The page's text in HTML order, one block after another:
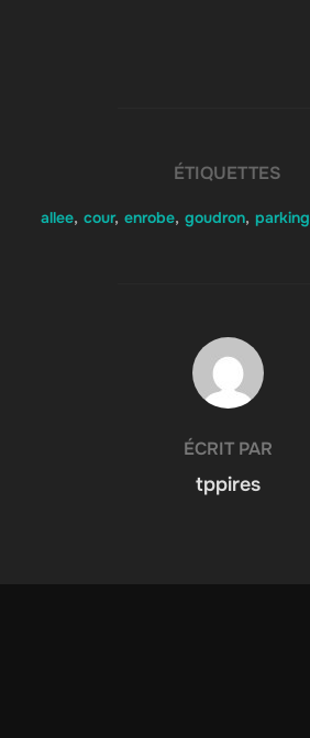
ÉTIQUETTES
allee, cour, enrobe, goudron, parking
AUTEUR DE LA
ÉCRIT PAR
tppires